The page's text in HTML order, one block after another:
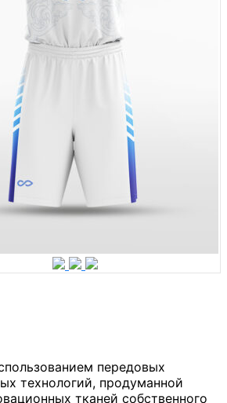
передовых
технологий, продуманной
тканей собственного